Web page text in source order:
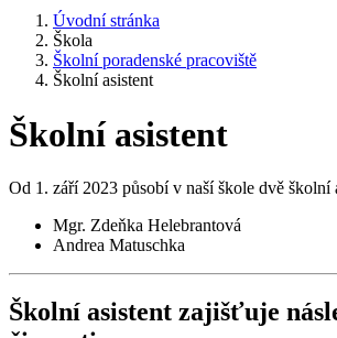
Úvodní stránka
Škola
Školní poradenské pracoviště
Školní asistent
Školní asistent
Od 1. září 2023 působí v naší škole dvě školní
Mgr. Zdeňka Helebrantová
Andrea Matuschka
Školní asistent zajišťuje